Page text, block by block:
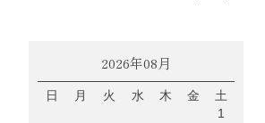
2026年08月
日 月 火 水 木 金
土
1